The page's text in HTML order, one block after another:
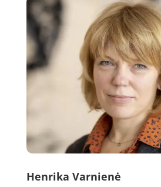
Henrika Varnienė